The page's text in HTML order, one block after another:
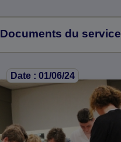
Documents du service
Date : 01/06/24